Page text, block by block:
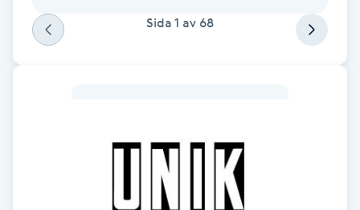
Fotsvamp
Fotvård
Fransborttagning
Sida 1 av 68